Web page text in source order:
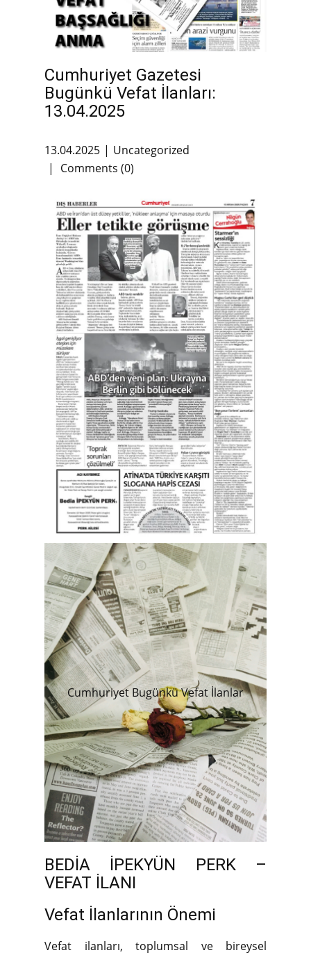
Cumhuriyet Gazetesi
Bugünkü Vefat İlanları:
13.04.2025
13.04.2025
Uncategorized
Comments (0)
Cumhuriyet Bugünkü Vefat İlanlar
BEDİA İPEKYÜN PERK –
VEFAT İLANI
Vefat İlanlarının Önemi
Vefat ilanları, toplumsal ve bireysel